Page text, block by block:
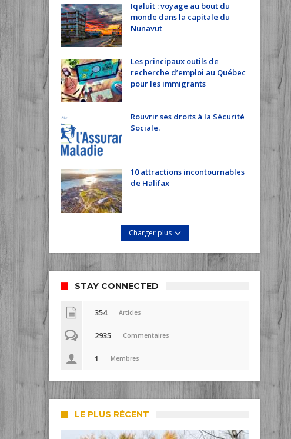
Iqaluit : voyage au bout du
monde dans la capitale du
Nunavut
Les principaux outils de
recherche d’emploi au Québec
pour les immigrants
Rouvrir ses droits à la Sécurité
Sociale.
10 attractions incontournables
de Halifax
Charger plus
STAY CONNECTED
354 Articles
2935 Commentaires
1 Membres
LE PLUS RÉCENT